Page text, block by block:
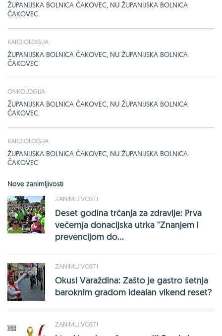
ŽUPANIJSKA BOLNICA ČAKOVEC, NU ŽUPANIJSKA BOLNICA
ČAKOVEC
KARDIOLOGIJA
ŽUPANIJSKA BOLNICA ČAKOVEC, NU ŽUPANIJSKA BOLNICA
ČAKOVEC
ONKOLOGIJA
ŽUPANIJSKA BOLNICA ČAKOVEC, NU ŽUPANIJSKA BOLNICA
ČAKOVEC
KARDIOLOGIJA
ŽUPANIJSKA BOLNICA ČAKOVEC, NU ŽUPANIJSKA BOLNICA
ČAKOVEC
Nove zanimljivosti
ZANIMLJIVOSTI
Deset godina trčanja za zdravlje: Prva
večernja donacijska utrka "Znanjem i
prevencijom do...
ZANIMLJIVOSTI
Okusi Varaždina: Zašto je gastro šetnja
baroknim gradom idealan vikend reset?
ZANIMLJIVOSTI